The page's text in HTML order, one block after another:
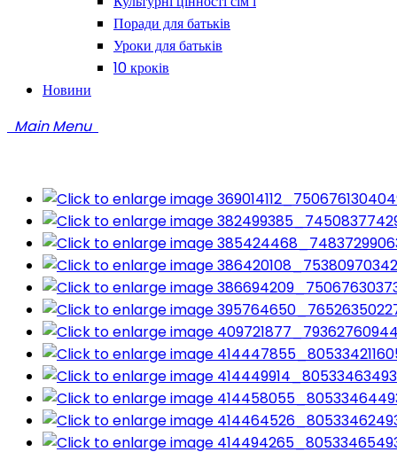
Поради для батьків
Уроки для батьків
10 кроків
Новини
Main Menu